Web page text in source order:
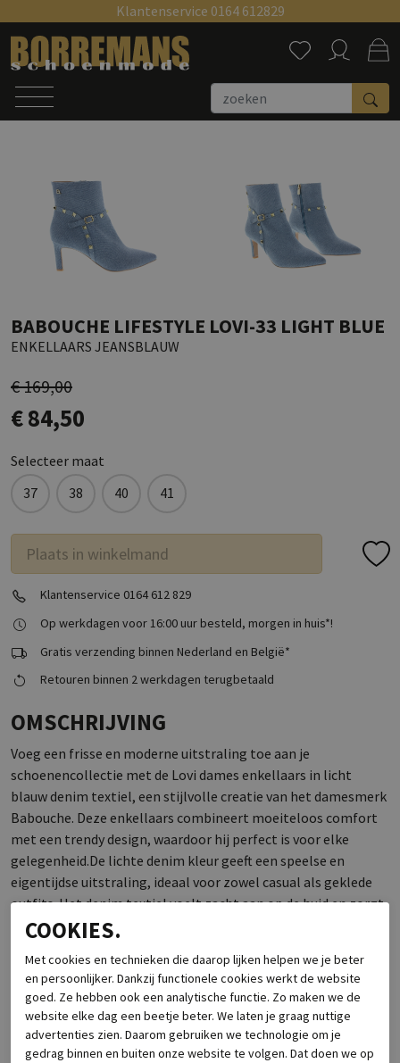
Klantenservice 0164 612829 Zoeken
BABOUCHE LIFESTYLE LOVI-33 LIGHT BLUE
ENKELLAARS JEANSBLAUW
€ 169,00
€ 84,50
Selecteer maat
37
38 40 41
Plaats in winkelmand
Klantenservice 0164 612 829
Op werkdagen voor 16:00 uur besteld, morgen in huis*!
Gratis verzending binnen Nederland en België*
Retouren binnen 2 werkdagen terugbetaald
OMSCHRIJVING
Voeg een frisse en moderne uitstraling toe aan je
schoenencollectie met de Lovi dames enkellaars in licht
blauw denim textiel, een stijlvolle creatie van het damesmerk
Babouche. Deze enkellaars combineert moeiteloos comfort
met een trendy design, waardoor hij perfect is voor elke
gelegenheid.De lichte denim kleur geeft een speelse en
eigentijdse uitstraling, ideaal voor zowel casual als geklede
outfits. Het denim textiel voelt zacht aan op de huid en zorgt
voor ademend vermogen, zodat je voeten de hele dag
textuur van het materiaal voegt een extra dimensie toe aan
de laars, waardoor hij zich gemakkelijk aanpast aan
verschillende stijlen.Dankzij het strakke ontwerp en de
praktische ritsluiting aan de zijkant, trek je de laarzen
eenvoudig aan en uit. De stevige rubberen zool biedt
COOKIES.
Met cookies en technieken die daarop lijken helpen we je beter
en persoonlijker. Dankzij functionele cookies werkt de website
goed. Ze hebben ook een analytische functie. Zo maken we de
website elke dag een beetje beter. We laten je graag nuttige
advertenties zien. Daarom gebruiken we technologie om je
gedrag binnen en buiten onze website te volgen. Dat doen we op